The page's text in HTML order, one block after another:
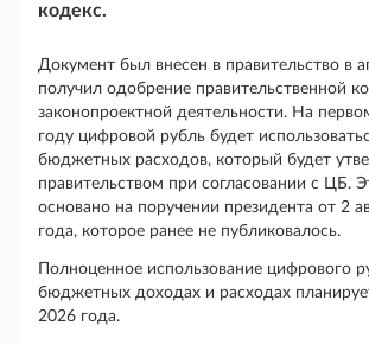
кодекс.
Документ был внесен в правительство в
получил одобрение правительственной
законопроектной деятельности. На
году цифровой рубль будет
бюджетных расходов, который будет
правительством при согласовании с ЦБ.
основано на поручении президента от 2
года, которое ранее не публиковалось.
Полноценное использование цифрового
бюджетных доходах и расходах
2026 года.